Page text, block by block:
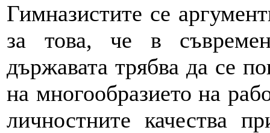
Гимназистите се
за това, че в
държавата трябва да се
на многообразието на
личностните качества